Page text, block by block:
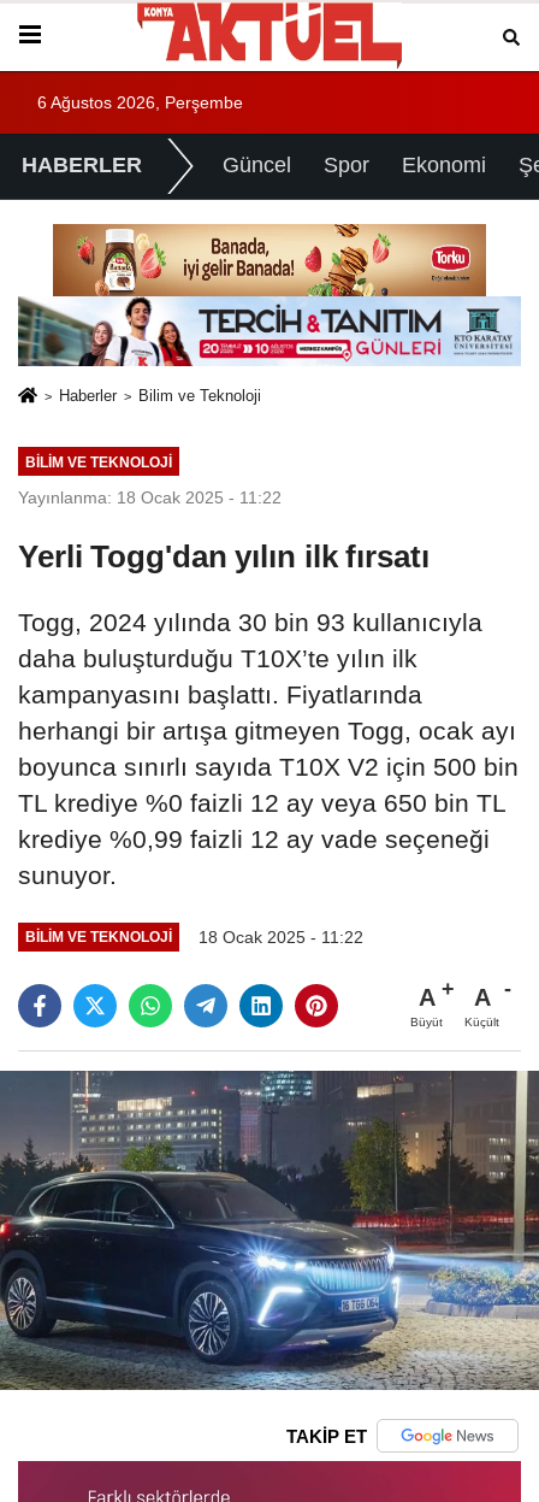
6 Ağustos 2026, Perşembe
HABERLER Güncel Spor Ekonomi
Haberler Bilim ve Teknoloji
BILIM VE TEKNOLOJI
Yayınlanma: 18 Ocak 2025 - 11:22
Yerli Togg'dan yılın ilk fırsatı
Togg, 2024 yılında 30 bin 93 kullanıcıyla
daha buluşturduğu T10X’te yılın ilk
kampanyasını başlattı. Fiyatlarında
herhangi bir artışa gitmeyen Togg, ocak ayı
boyunca sınırlı sayıda T10X V2 için 500 bin
TL krediye %0 faizli 12 ay veya 650 bin TL
krediye %0,99 faizli 12 ay vade seçeneği
sunuyor.
BILIM VE TEKNOLOJI 18 Ocak 2025 - 11:22
A
Büyüt
A
Küçült
TAKİP ET